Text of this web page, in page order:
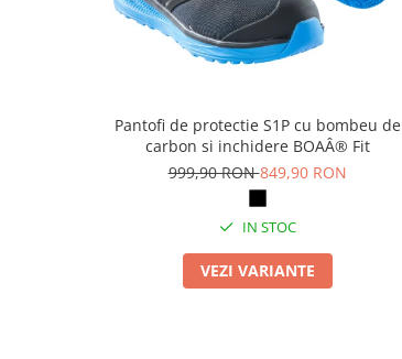
Sosete de lucru
Copii - tricouri si hanorace
Comunicare si prezentare
Pantofi de protectie S1P cu bombeu de
carbon si inchidere BOAÂ® Fit
999,90 RON849,90 RON
IN STOC
VEZI VARIANTE